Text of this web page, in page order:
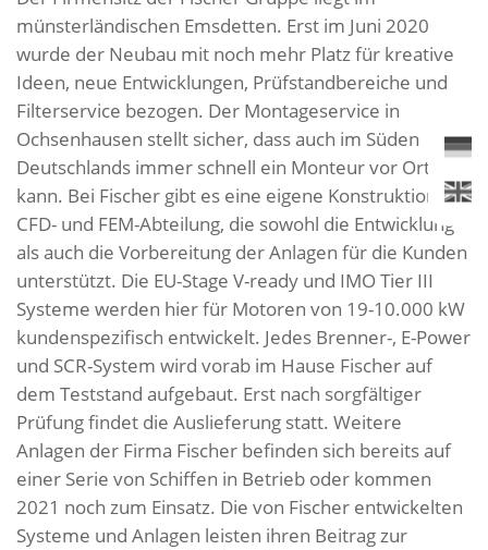
münsterländischen Emsdetten. Erst im Juni 2020
wurde der Neubau mit noch mehr Platz für kreative
Ideen, neue Entwicklungen, Prüfstandbereiche und
Filterservice bezogen. Der Montageservice in
Ochsenhausen stellt sicher, dass auch im Süden
Deutschlands immer schnell ein Monteur vor Ort sein
kann. Bei Fischer gibt es eine eigene Konstruktions-,
CFD- und FEM-Abteilung, die sowohl die Entwicklung
als auch die Vorbereitung der Anlagen für die Kunden
unterstützt. Die EU-Stage V-ready und IMO Tier III
Systeme werden hier für Motoren von 19-10.000 kW
kundenspezifisch entwickelt. Jedes Brenner-, E-Power
und SCR-System wird vorab im Hause Fischer auf
dem Teststand aufgebaut. Erst nach sorgfältiger
Prüfung findet die Auslieferung statt. Weitere
Anlagen der Firma Fischer befinden sich bereits auf
einer Serie von Schiffen in Betrieb oder kommen
2021 noch zum Einsatz. Die von Fischer entwickelten
Systeme und Anlagen leisten ihren Beitrag zur